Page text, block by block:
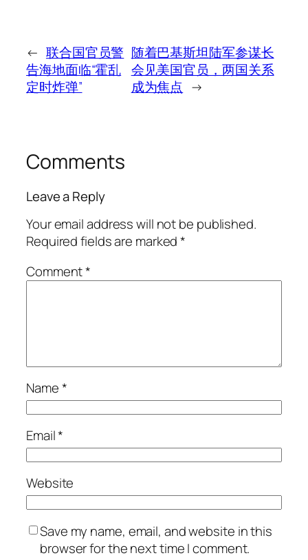
← 联合国官员警
告海地面临“霍乱
定时炸弹”
随着巴基斯坦陆军参谋长
会见美国官员，两国关系
成为焦点 →
Comments
Leave a Reply
Your email address will not be published.
Required fields are marked*
Comment*
Name*
Email*
Website
Save my name, email, and website in this
browser for the next time I comment.